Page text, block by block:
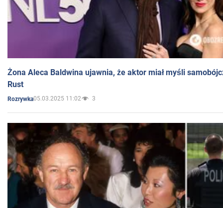
Żona Aleca Baldwina ujawnia, że aktor miał myśli
Rust
Rozrywka05.03.2025 11:02 3